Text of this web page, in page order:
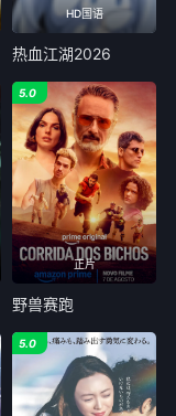
HD国语
热血江湖2026
正片
5.0
野兽赛跑
5.0